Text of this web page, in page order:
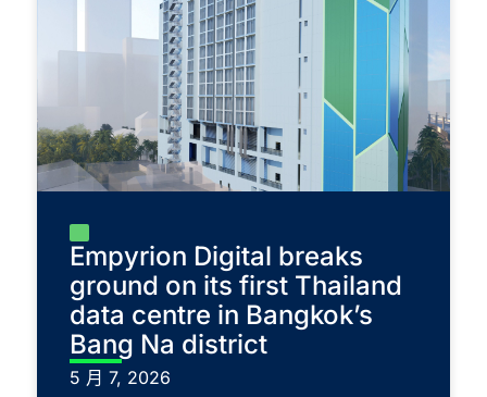
Empyrion Digital breaks
ground on its first Thailand
data centre in Bangkok’s
Bang Na district
5 月 7, 2026